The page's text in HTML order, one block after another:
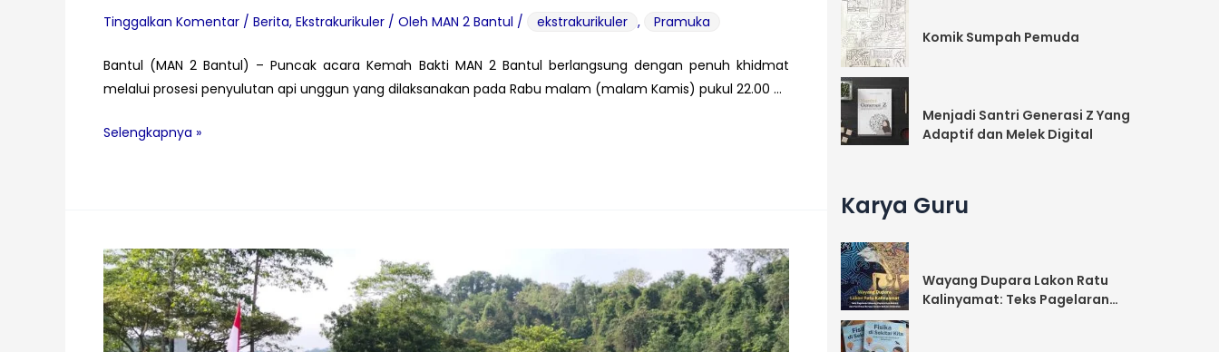
Tinggalkan Komentar / Berita, Ekstrakurikuler / Oleh MAN 2 Bantul / ekstrakurikuler , Pramuka
Bantul (MAN 2 Bantul) – Puncak acara Kemah Bakti MAN 2 Bantul berlangsung dengan penuh khidmat
melalui prosesi penyulutan api unggun yang dilaksanakan pada Rabu malam (malam Kamis) pukul 22.00 …
Nyala
Unggun
Menjadi
Puncak
Khidmat
Kemah
Selengkapnya »
Komik Sumpah Pemuda
Menjadi Santri Generasi Z Yang
Adaptif dan Melek Digital
Karya Guru
Wayang Dupara Lakon Ratu
Kalinyamat: Teks Pagelaran